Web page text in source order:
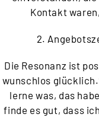
Kontakt
2.
Die Resonanz ist
wunschlos
lerne was, das
finde es gut, dass